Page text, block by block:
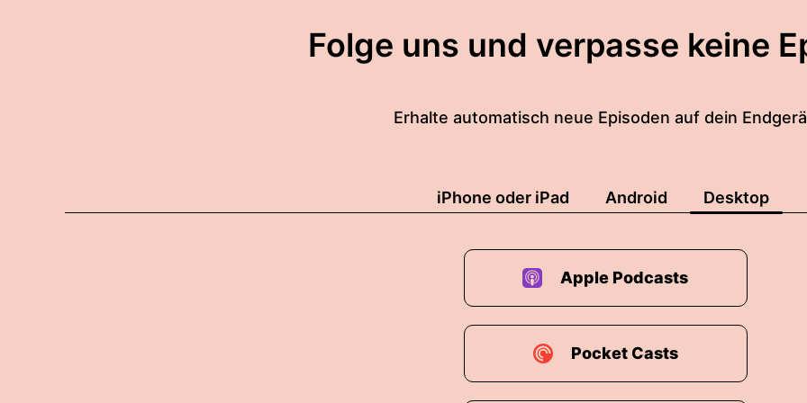
00:01:46: Und ich habe die erste folge aufgenommen und die war so schlecht
bisschen sortiert und hab's dann auch nochmal neu aufgenommen.
kann man nicht gut schneiden Kann man nicht irgendwie mal hier und da um
00:02:15: Das heißt, ich hab's da nochmal neu aufgenommen.
00:02:17: Ich bin allerdings auch schon nach der ersten Aufnahme technisch
auch der Grund warum es hier niemals ein Videopodcast geben wird weil das is
Folge uns und verpasse keine
Erhalte automatisch neue Episoden auf dein
iPhone oder iPad Android Desktop
Apple Podcasts
Pocket Casts